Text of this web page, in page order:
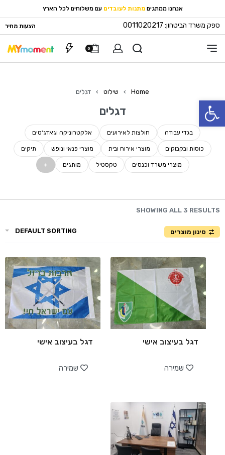
פתח סרגל נגישות
אנחנו ממתגים מתנות לעובדים עם משלוחים לכל הארץ
ספק משרד הביטחון: 0011020217 הצעות מחיר
0
Home
› שילוט › דגלים
דגלים
בגדי עבודה חולצות לאירועים אלקטרוניקה וגאדג'טים
כוסות ובקבוקים מוצרי אירוח ובית מוצרי פנאי ונופש תיקים
מוצרי משרד וכנסים טקסטיל מותגים
SHOWING ALL 3 RESULTS
סינון מוצרים DEFAULT SORTING
דגל בעיצוב אישי
שמירה
דגל בעיצוב אישי
שמירה